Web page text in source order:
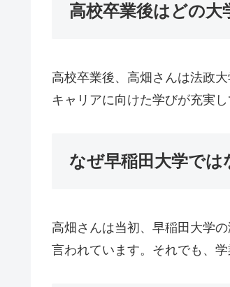
高校卒業後はどの大
高校卒業後、高畑さんは法政
キャリアに向けた学びが充実
なぜ早稲田大学では
高畑さんは当初、早稲田大学
言われています。それでも、